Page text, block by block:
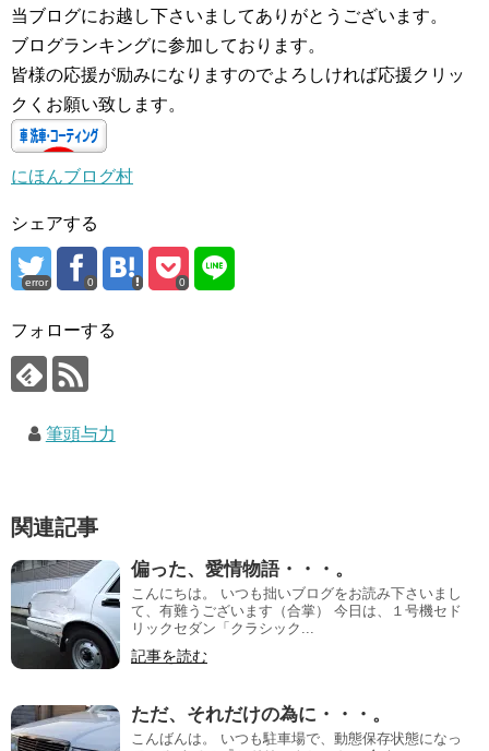
当ブログにお越し下さいましてありがとうございます。
ブログランキングに参加しております。
皆様の応援が励みになりますのでよろしければ応援クリッ
クくお願い致します。
にほんブログ村
シェアする
error 0 0
フォローする
筆頭与力
関連記事
偏った、愛情物語・・・。
こんにちは。 いつも拙いブログをお読み下さいまし
て、有難うございます（合掌） 今日は、１号機セド
リックセダン「クラシック...
記事を読む
ただ、それだけの為に・・・。
こんばんは。 いつも駐車場で、動態保存状態になっ